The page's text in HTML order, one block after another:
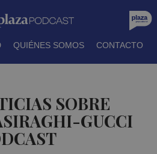
QUIÉNES SOMOS CONTACTO
SOBRE
GUCCI